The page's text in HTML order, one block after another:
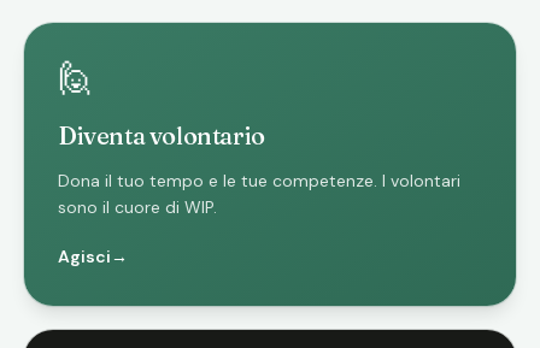
🙋
Diventa volontario
Dona il tuo tempo e le tue competenze. I volontari
sono il cuore di WIP.
Agisci→